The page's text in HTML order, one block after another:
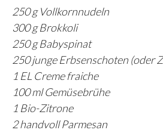
250 g Vollkornnudeln
300 g Brokkoli
250 g Babyspinat
250 junge Erbsenschoten (oder
1 EL Creme fraiche
100 ml Gemüsebrühe
1 Bio-Zitrone
2 handvoll Parmesan